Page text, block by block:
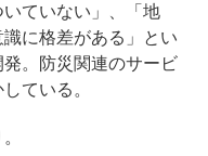
ていない」、「地
に格差がある」とい
。防災関連のサービ
ている。